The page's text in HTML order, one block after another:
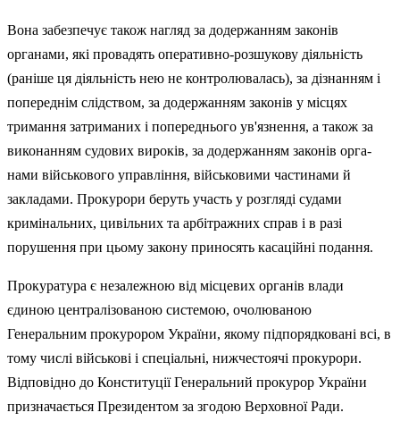
Вона забезпечує також нагляд за додержанням законів
органами, які провадять оперативно-розшукову діяльність
(раніше ця діяльність нею не контролювалась), за дізнанням і
попереднім слідством, за додержанням законів у місцях
тримання затриманих і поперед­нього ув'язнення, а також за
виконанням судових вироків, за додержанням законів орга­
нами військового управління, військовими частинами й
закладами. Прокурори беруть участь у розгляді судами
кримінальних, цивільних та арбітражних справ і в разі
порушення при цьому закону приносять касаційні подання.
Прокуратура є незалежною від місцевих органів влади
єдиною централізованою системою, очолюваною
Генеральним прокурором України, якому підпорядковані всі, в
тому числі військові і спеціальні, нижчестоячі прокурори.
Відповідно до Конституції Генеральний прокурор України
призначається Президентом за згодою Верховної Ради.